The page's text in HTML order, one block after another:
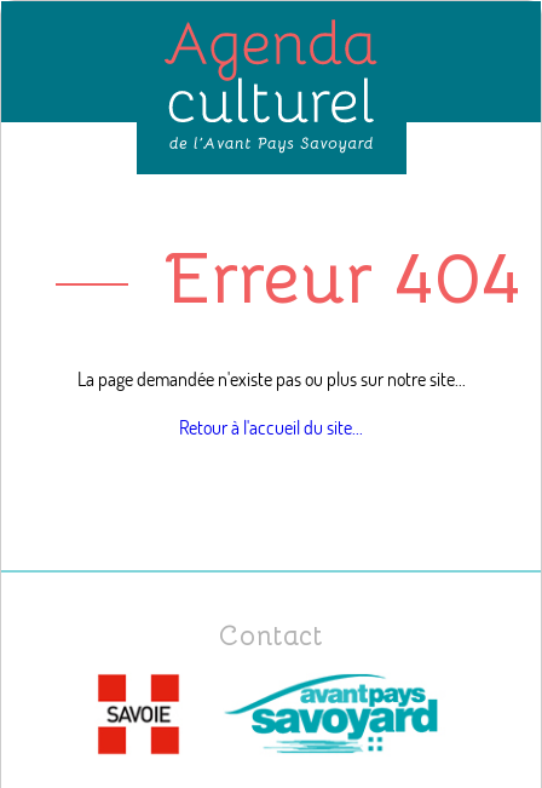
Erreur 404
La page demandée n'existe pas ou plus sur notre site...
Retour à l'accueil du site...
Contact